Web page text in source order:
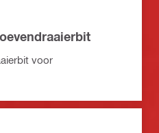
voor